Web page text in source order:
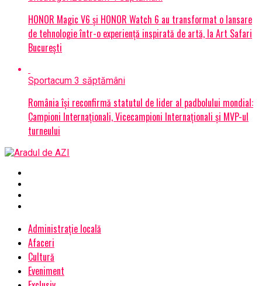
HONOR Magic V6 și HONOR Watch 6 au transformat o lansare
de tehnologie într-o experiență inspirată de artă, la Art Safari
București
Sportacum 3 săptămâni
România își reconfirmă statutul de lider al padbolului mondial:
Campioni Internaționali, Vicecampioni Internaționali și MVP-ul
turneului
Administrație locală
Afaceri
Cultură
Eveniment